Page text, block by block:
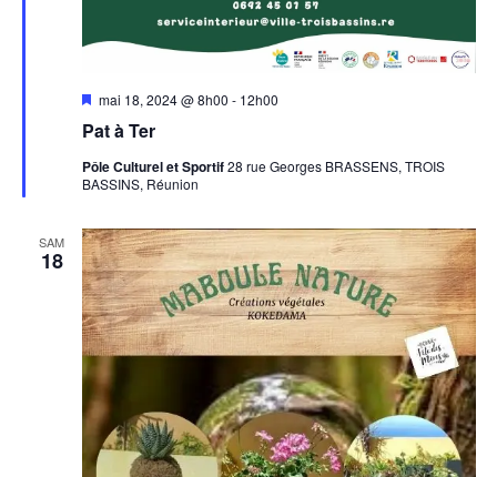
Pat à Ter
Mis
avant
mai 18, 2024 @ 8h00 - 12h00
Pôle Culturel et Sportif28 rue Georges BRASSENS, TROIS
BASSINS, Réunion
SAM
18